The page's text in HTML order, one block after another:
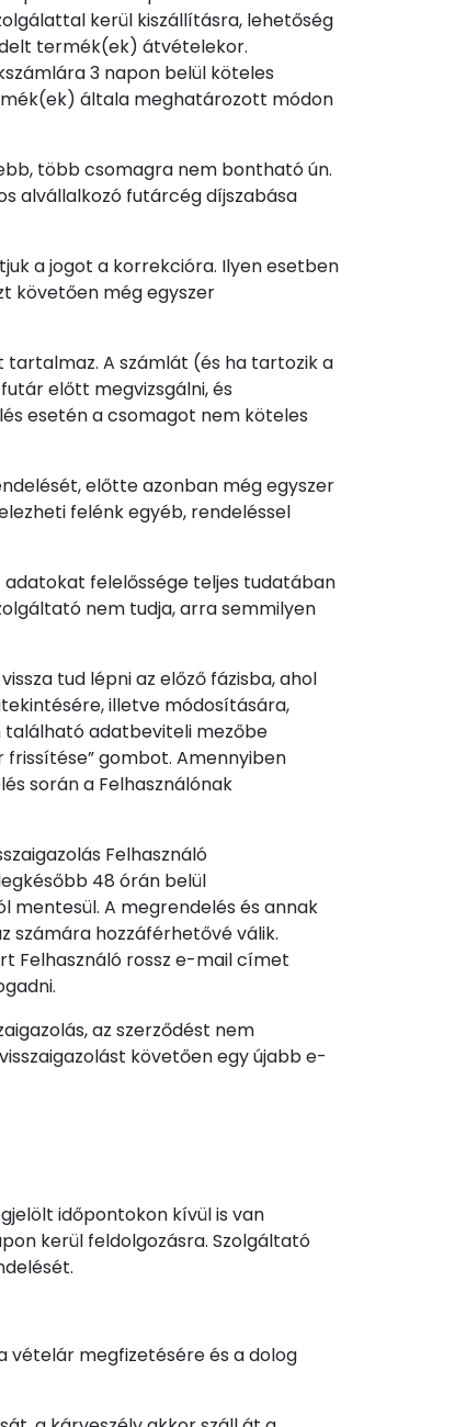
kerül kiszállításra, lehetőség
termék(ek) átvételekor.
3 napon belül köteles
általa meghatározott módon
több csomagra nem bontható ún.
alvállalkozó futárcég díjszabása
a jogot a korrekcióra. Ilyen esetben
követően még egyszer
tartalmaz. A számlát (és ha tartozik a
előtt megvizsgálni, és
esetén a csomagot nem köteles
előtte azonban még egyszer
felénk egyéb, rendeléssel
felelőssége teljes tudatában
nem tudja, arra semmilyen
tud lépni az előző fázisba, ahol
illetve módosítására,
található adatbeviteli mezőbe
gombot. Amennyiben
során a Felhasználónak
Felhasználó
48 órán belül
mentesül. A megrendelés és annak
számára hozzáférhetővé válik.
Felhasználó rossz e-mail címet
az szerződést nem
követően egy újabb e-
időpontokon kívül is van
kerül feldolgozásra. Szolgáltató
vételár megfizetésére és a dolog